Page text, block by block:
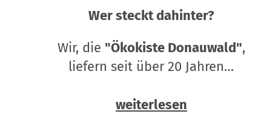
Wer steckt dahinter?
Wir, die "Ökokiste Donauwald",
liefern seit über 20 Jahren…
weiterlesen